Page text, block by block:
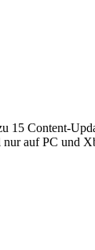
15 Content-
auf PC und